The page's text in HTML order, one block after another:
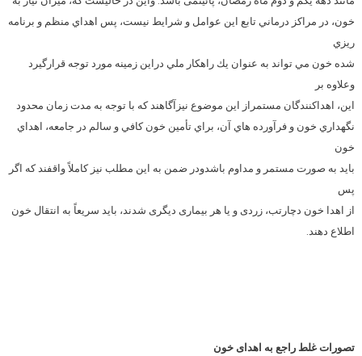
خون، در مراكز درماني تابع اين عوامل و شرايط نيست، پس اهداي منظم و برنامه
ريزي
شده خون مي تواند به عنوان يك راهكار ملي دراين زمينه مورد توجه قرارگيرد
وعلاوه بر
اين، اهداكنندگان مستمراز اين موضوع نیزآگاهند كه با توجه به مدت زمان محدود
نگهداري خون و فرآورده هاي آن، براي تأمين خون كافي و سالم در جامعه، اهداي
خون
بايد به صورت مستمر و مداوم باشدودر ضمن به اين مطلب نيز كاملاً واقفند كه اگر
پس
از اهدا خون دچارتب، زردی و يا هر بيماری ديگری شدند، بايد سريعاً به انتقال خون
اطلاع دهند.
تصورات غلط راجع به اهدای خون